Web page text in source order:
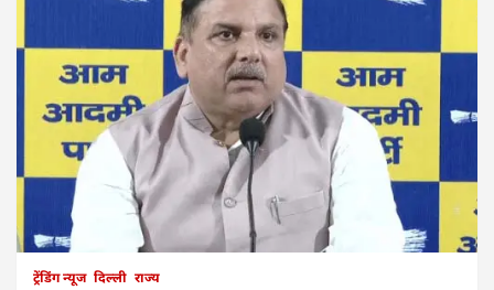
ट्रेंडिंग न्यूज दिल्ली राज्य